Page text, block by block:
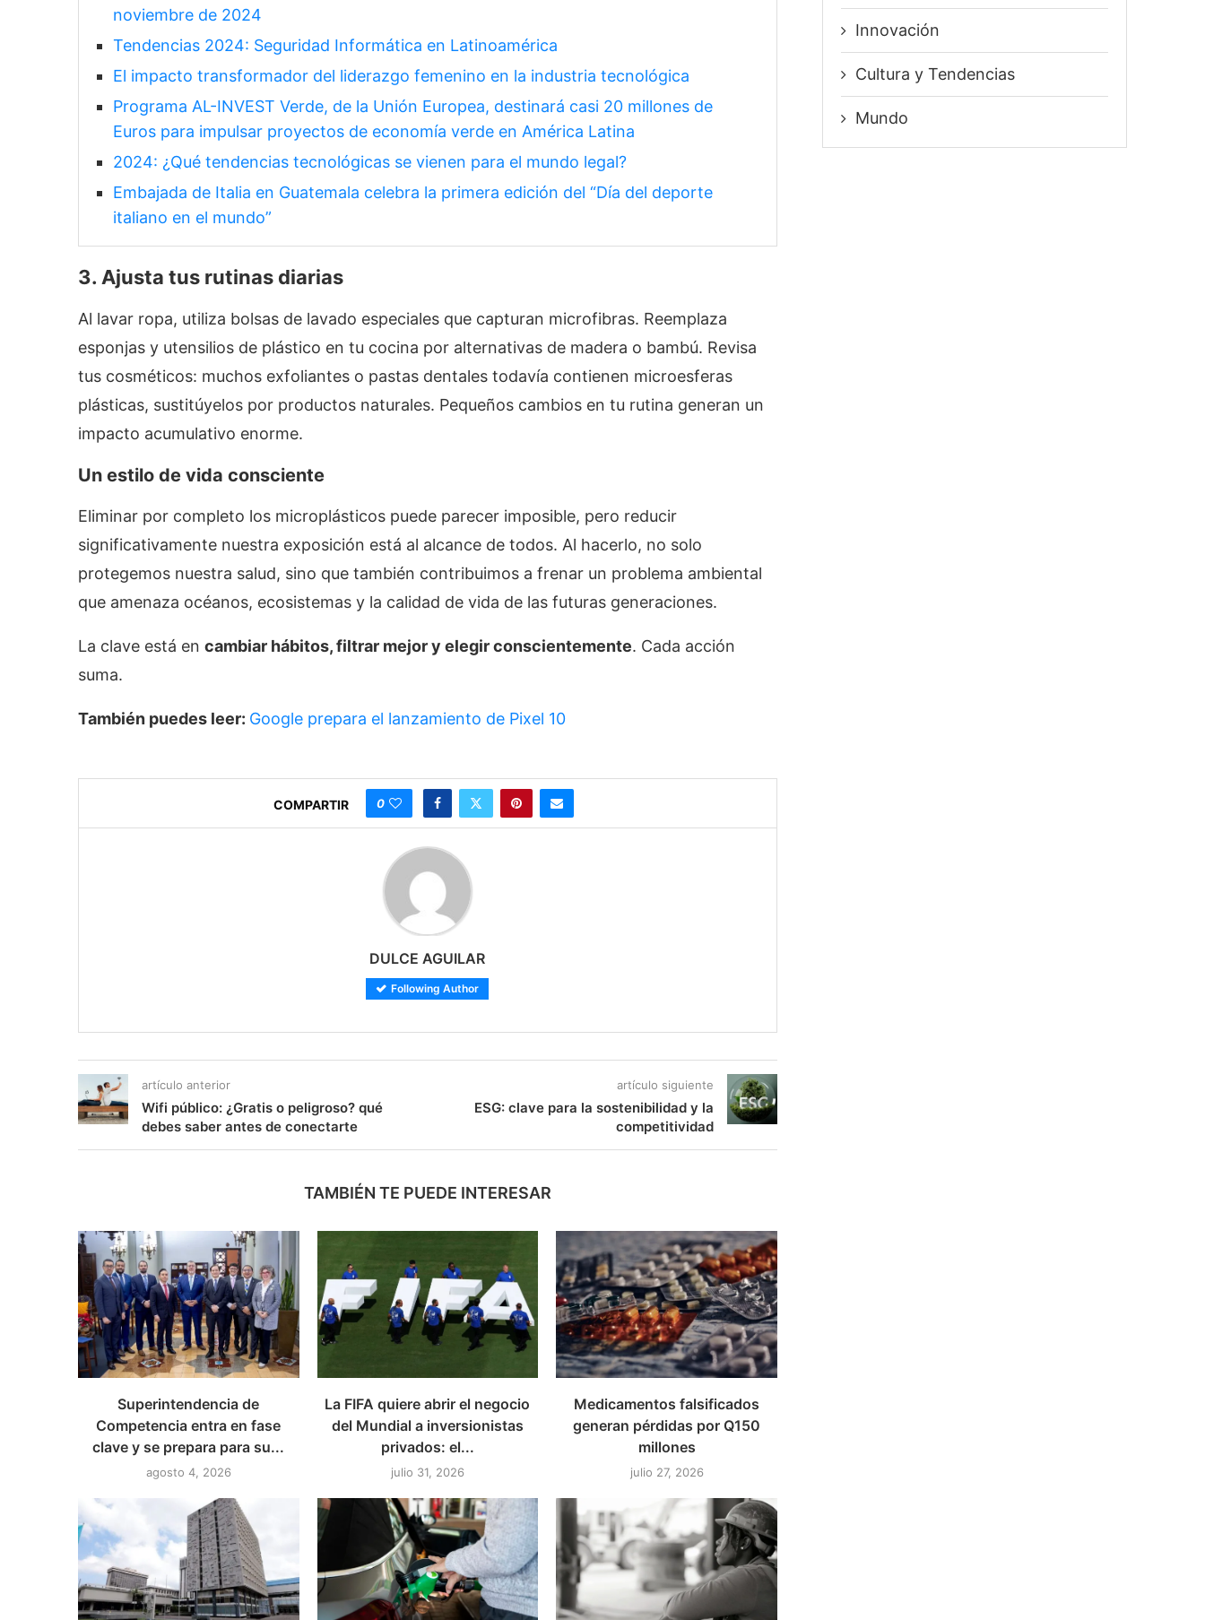
noviembre de 2024
Tendencias 2024: Seguridad Informática en Latinoamérica
El impacto transformador del liderazgo femenino en la industria tecnológica
Programa AL-INVEST Verde, de la Unión Europea, destinará casi 20 millones de
Euros para impulsar proyectos de economía verde en América Latina
2024: ¿Qué tendencias tecnológicas se vienen para el mundo legal?
Embajada de Italia en Guatemala celebra la primera edición del “Día del deporte
italiano en el mundo”
3. Ajusta tus rutinas diarias
Al lavar ropa, utiliza bolsas de lavado especiales que capturan microfibras. Reemplaza
esponjas y utensilios de plástico en tu cocina por alternativas de madera o bambú. Revisa
tus cosméticos: muchos exfoliantes o pastas dentales todavía contienen microesferas
plásticas, sustitúyelos por productos naturales. Pequeños cambios en tu rutina generan un
impacto acumulativo enorme.
Un estilo de vida consciente
Eliminar por completo los microplásticos puede parecer imposible, pero reducir
significativamente nuestra exposición está al alcance de todos. Al hacerlo, no solo
protegemos nuestra salud, sino que también contribuimos a frenar un problema ambiental
que amenaza océanos, ecosistemas y la calidad de vida de las futuras generaciones.
La clave está en cambiar hábitos, filtrar mejor y elegir conscientemente. Cada acción
suma.
También puedes leer: Google prepara el lanzamiento de Pixel 10
COMPARTIR 0
DULCE AGUILAR
Following Author
artículo anterior
Wifi público: ¿Gratis o peligroso? qué
debes saber antes de conectarte
artículo siguiente
ESG: clave para la sostenibilidad y la
competitividad
TAMBIÉN TE PUEDE INTERESAR
Superintendencia de
Competencia entra en fase
clave y se prepara para su...
agosto 4, 2026
La FIFA quiere abrir el negocio
del Mundial a inversionistas
privados: el...
julio 31, 2026
Medicamentos falsificados
generan pérdidas por Q150
millones
julio 27, 2026
Innovación
⁠Cultura y Tendencias
Mundo